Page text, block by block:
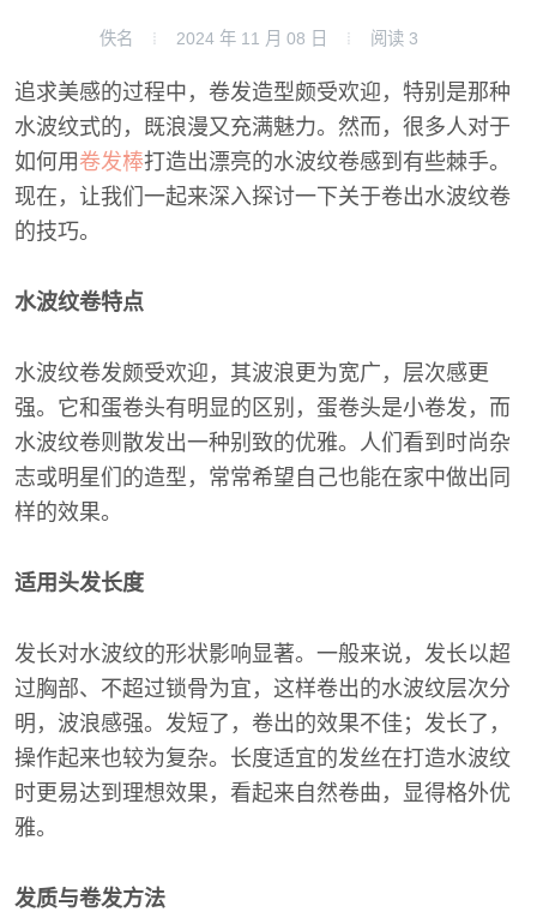
佚名 2024 年 11 月 08 日 阅读 3
追求美感的过程中，卷发造型颇受欢迎，特别是那种
水波纹式的，既浪漫又充满魅力。然而，很多人对于
如何用 卷发棒打造出漂亮的水波纹卷感到有些棘手。
现在，让我们一起来深入探讨一下关于卷出水波纹卷
的技巧。
水波纹卷特点
水波纹卷发颇受欢迎，其波浪更为宽广，层次感更
强。它和蛋卷头有明显的区别，蛋卷头是小卷发，而
水波纹卷则散发出一种别致的优雅。人们看到时尚杂
志或明星们的造型，常常希望自己也能在家中做出同
样的效果。
适用头发长度
发长对水波纹的形状影响显著。一般来说，发长以超
过胸部、不超过锁骨为宜，这样卷出的水波纹层次分
明，波浪感强。发短了，卷出的效果不佳；发长了，
操作起来也较为复杂。长度适宜的发丝在打造水波纹
时更易达到理想效果，看起来自然卷曲，显得格外优
雅。
发质与卷发方法